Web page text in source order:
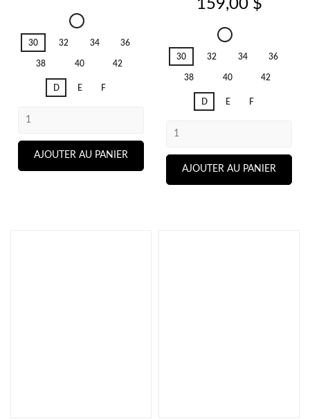
Twist
Charcoal
30 32 34 36
38 40 42
D E F
AJOUTER AU PANIER
Prix
159,00 $
Twist
Charcoal
30 32 34 36
38 40 42
D E F
AJOUTER AU PANIER